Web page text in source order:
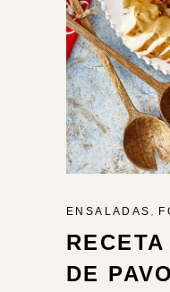
ENSALADAS ,
DE